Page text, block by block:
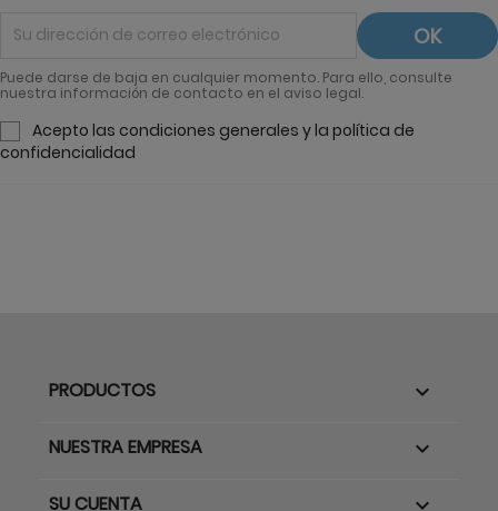
Puede darse de baja en cualquier momento. Para ello, consulte
nuestra información de contacto en el aviso legal.
Acepto las condiciones generales y la política de
confidencialidad
PRODUCTOS 
NUESTRA EMPRESA 
SU CUENTA 